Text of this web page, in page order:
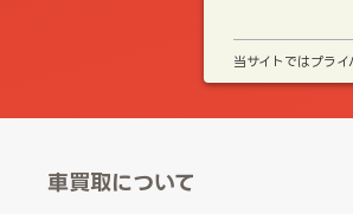
当サイトではプラ
車買取について